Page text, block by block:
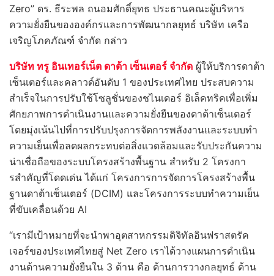
Zero” ดร. ธีระพล ถนอมศักดิ์ยุทธ ประธานคณะผู้บริหาร
ความยั่งยืนขององค์กรและการพัฒนากลยุทธ์ บริษัท เครือ
เจริญโภคภัณฑ์ จำกัด กล่าว
บริษัท ทรู อินเทอร์เน็ต ดาต้า เซ็นเตอร์ จำกัด ผู้ให้บริการดาต้า
เซ็นเตอร์และคลาวด์อันดับ 1 ของประเทศไทย ประสบความ
สําเร็จในการปรับใช้โซลูชั่นของชไนเดอร์ อิเล็คทริคเพื่อเพิ่ม
ศักยภาพการดําเนินงานและความยั่งยืนของดาต้าเซ็นเตอร์
โดยมุ่งเน้นไปที่การปรับปรุงการจัดการพลังงานและระบบทํา
ความเย็นเพื่อลดผลกระทบต่อสิ่งแวดล้อมและรับประกันความ
น่าเชื่อถือของระบบโครงสร้างพื้นฐาน สำหรับ 2 โครงกา
รสําคัญที่โดดเด่น ได้แก่ โครงการการจัดการโครงสร้างพื้น
ฐานดาต้าเซ็นเตอร์ (DCIM) และโครงการระบบทําความเย็น
ที่ขับเคลื่อนด้วย AI
“เรามีเป้าหมายที่จะนำพาอุตสาหกรรมดิจิทัลอินฟราสตรัค
เจอร์ของประเทศไทยสู่ Net Zero เราได้วางแผนการดำเนิน
งานด้านความยั่งยืนใน 3 ด้าน คือ ด้านการวางกลยุทธ์ ด้าน